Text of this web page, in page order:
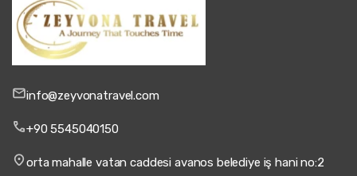
info@zeyvonatravel.com
+90 5545040150
orta mahalle vatan caddesi avanos belediye iş hani no:2